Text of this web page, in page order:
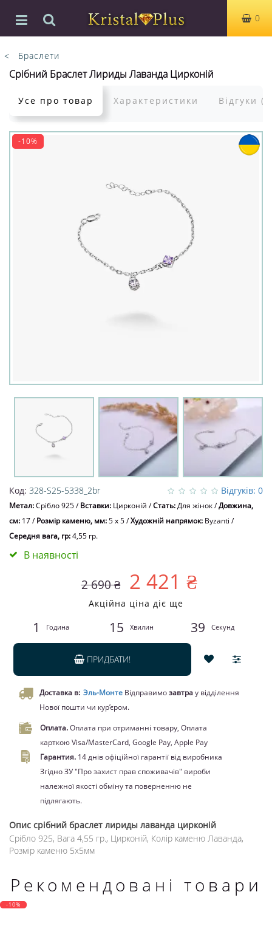
0
Браслети
Срібний Браслет Лириды Лаванда Цирконій
Усе про товар Характеристики Відгуки
-10%
Відгуків: 0
Код: 328-S25-5338_2br
Метал:Срібло 925/Вставки: Цирконій /Стать:Для жінок/Довжина,
см: 17/Розмір каменю, мм:5 х 5/Художній напрямок: Byzanti /
Середня вага, гр:4,55 гр.
В наявності
2 690 ₴ 2 421 ₴
Акційна ціна діє ще
1 Година 15 Хвилин 39 Секунд
ПРИДБАТИ!
Доставка в: Эль-Монте Відправимозавтрау відділення
Нової пошти чи кур’єром.
Оплата.Оплата при отриманні товару, Оплата
карткою Visa/MasterCard, Google Pay, Apple Pay
Гарантия. 14 днів офіційної гарантії від виробника
Згідно ЗУ "Про захист прав споживачів" вироби
належної якості обміну та поверненню не
підлягають.
Опис срібний браслет лириды лаванда цирконій
Срібло 925, Вага 4,55 гр., Цирконій, Колір каменю Лаванда,
Розмір каменю 5х5мм
Рекомендовані товари
-10%